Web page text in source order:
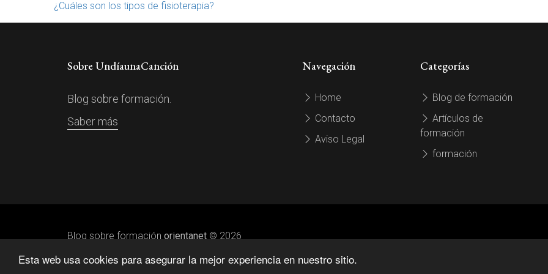
Esta web usa cookies para asegurar la mejor experiencia en nuestro sitio.
¿Cuáles son los tipos de fisioterapia?
Sobre UndíaunaCanción
Blog sobre formación.
Saber más
Navegación
Home
Contacto
Aviso Legal
Categorías
Blog de formación
Artículos de
formación
formación
Blog sobre formación orientanet© 2026